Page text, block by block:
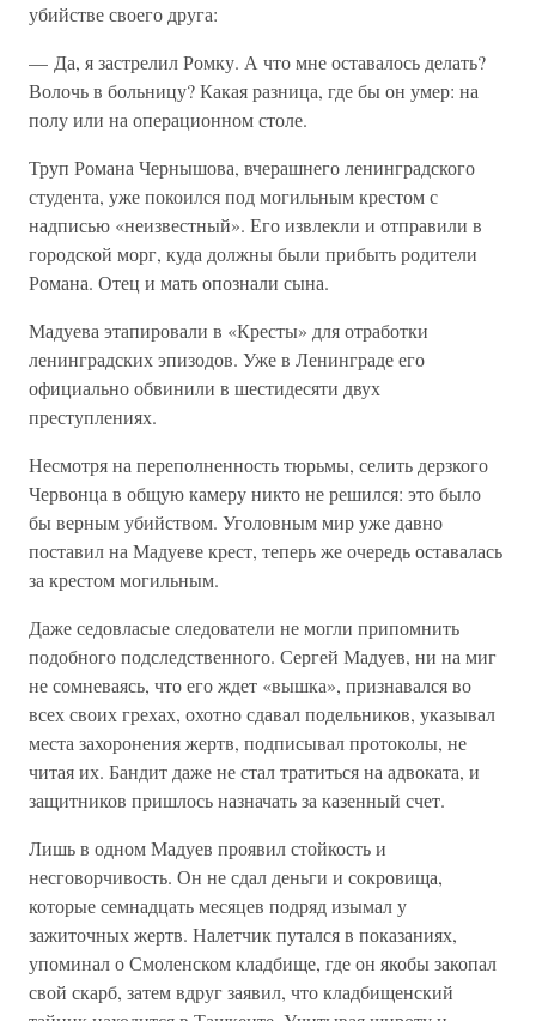
убийстве своего друга:
— Да, я застрелил Ромку. А что мне оставалось делать?
Волочь в больницу? Какая разница, где бы он умер: на
полу или на операционном столе.
Труп Романа Чернышова, вчерашнего ленинградского
студента, уже покоился под могильным крестом с
надписью «неизвестный». Его извлекли и отправили в
городской морг, куда должны были прибыть родители
Романа. Отец и мать опознали сына.
Мадуева этапировали в «Кресты» для отработки
ленинградских эпизодов. Уже в Ленинграде его
официально обвинили в шестидесяти двух
преступлениях.
Несмотря на переполненность тюрьмы, селить дерзкого
Червонца в общую камеру никто не решился: это было
бы верным убийством. Уголовным мир уже давно
поставил на Мадуеве крест, теперь же очередь оставалась
за крестом могильным.
Даже седовласые следователи не могли припомнить
подобного подследственного. Сергей Мадуев, ни на миг
не сомневаясь, что его ждет «вышка», признавался во
всех своих грехах, охотно сдавал подельников, указывал
места захоронения жертв, подписывал протоколы, не
читая их. Бандит даже не стал тратиться на адвоката, и
защитников пришлось назначать за казенный счет.
Лишь в одном Мадуев проявил стойкость и
несговорчивость. Он не сдал деньги и сокровища,
которые семнадцать месяцев подряд изымал у
зажиточных жертв. Налетчик путался в показаниях,
упоминал о Смоленском кладбище, где он якобы закопал
свой скарб, затем вдруг заявил, что кладбищенский